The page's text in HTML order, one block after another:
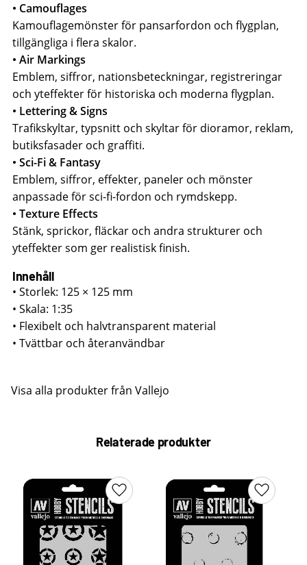
• Camouflages
Kamouflagemönster för pansarfordon och flygplan,
tillgängliga i flera skalor.
• Air Markings
Emblem, siffror, nationsbeteckningar, registreringar
och yteffekter för historiska och moderna flygplan.
• Lettering & Signs
Trafikskyltar, typsnitt och skyltar för dioramor, reklam,
butiksfasader och graffiti.
• Sci-Fi & Fantasy
Emblem, siffror, effekter, paneler och mönster
anpassade för sci-fi-fordon och rymdskepp.
• Texture Effects
Stänk, sprickor, fläckar och andra strukturer och
yteffekter som ger realistisk finish.
Innehåll
• Storlek: 125 × 125 mm
• Skala: 1:35
• Flexibelt och halvtransparent material
• Tvättbar och återanvändbar
Visa alla produkter från Vallejo
Relaterade produkter
Lägg till i favoriter Lägg till